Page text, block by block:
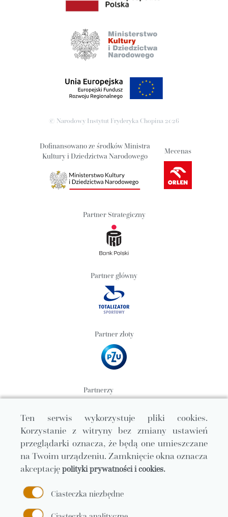
© Narodowy Instytut Fryderyka Chopina 2026
Dofinansowano ze środków Ministra
Kultury i Dziedzictwa Narodowego
Mecenas
Partner Strategiczny
Partner główny
Partner złoty
Partnerzy
Ten serwis wykorzystuje pliki cookies.
Korzystanie z witryny bez zmiany ustawień
przeglądarki oznacza, że będą one umieszczane
na Twoim urządzeniu. Zamknięcie okna oznacza
akceptację polityki prywatności i cookies.
Ciasteczka niezbędne